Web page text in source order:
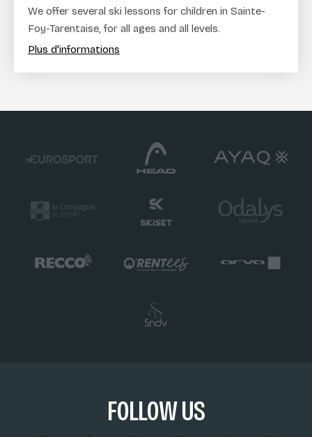
We offer several ski lessons for children in Sainte-
Foy-Tarentaise, for all ages and all levels.
Plus d'informations
FOLLOW US